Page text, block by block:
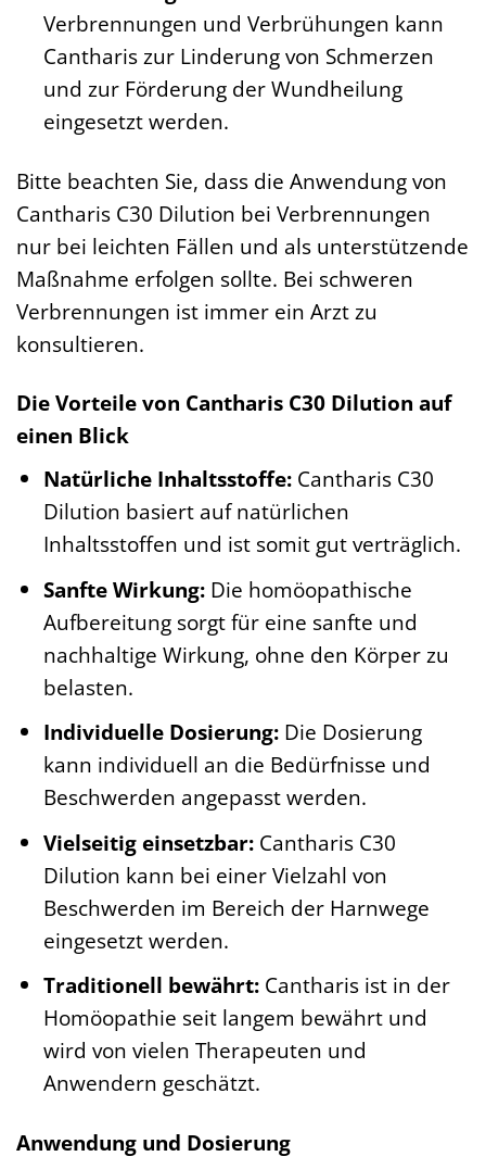
Verbrennungen und Verbrühungen kann
Cantharis zur Linderung von Schmerzen
und zur Förderung der Wundheilung
eingesetzt werden.
Bitte beachten Sie, dass die Anwendung von
Cantharis C30 Dilution bei Verbrennungen
nur bei leichten Fällen und als unterstützende
Maßnahme erfolgen sollte. Bei schweren
Verbrennungen ist immer ein Arzt zu
konsultieren.
Die Vorteile von Cantharis C30 Dilution auf
einen Blick
Natürliche Inhaltsstoffe:Cantharis C30
Dilution basiert auf natürlichen
Inhaltsstoffen und ist somit gut verträglich.
Sanfte Wirkung:Die homöopathische
Aufbereitung sorgt für eine sanfte und
nachhaltige Wirkung, ohne den Körper zu
belasten.
Individuelle Dosierung:Die Dosierung
kann individuell an die Bedürfnisse und
Beschwerden angepasst werden.
Vielseitig einsetzbar:Cantharis C30
Dilution kann bei einer Vielzahl von
Beschwerden im Bereich der Harnwege
eingesetzt werden.
Traditionell bewährt:Cantharis ist in der
Homöopathie seit langem bewährt und
wird von vielen Therapeuten und
Anwendern geschätzt.
Anwendung und Dosierung